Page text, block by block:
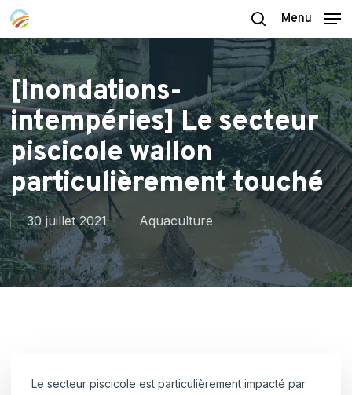
Skip
main
content
search
Menu
[Inondations-
intempéries] Le secteur
piscicole wallon
particulièrement touché
30 juillet 2021 Aquaculture
Le secteur piscicole est particulièrement impacté par